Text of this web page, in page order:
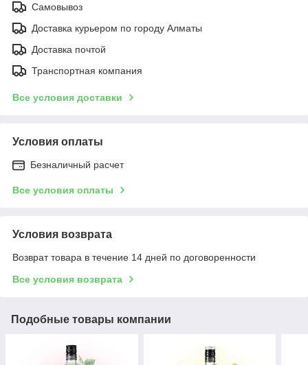
Самовывоз
Доставка курьером по городу Алматы
Доставка почтой
Транспортная компания
Все условия доставки
Условия оплаты
Безналичный расчет
Все условия оплаты
Условия возврата
Возврат товара в течение 14 дней по договоренности
Все условия возврата
Подобные товары компании